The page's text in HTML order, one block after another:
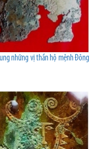
những vị thần hộ mệnh Đông